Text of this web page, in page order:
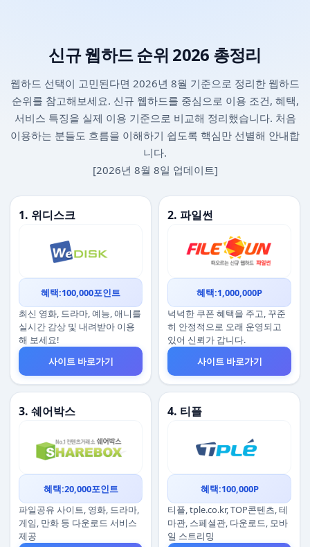
신규 웹하드 순위 2026 총정리
웹하드 선택이 고민된다면 2026년 8월 기준으로 정리한 웹하드
순위를 참고해보세요. 신규 웹하드를 중심으로 이용 조건, 혜택,
서비스 특징을 실제 이용 기준으로 비교해 정리했습니다. 처음
이용하는 분들도 흐름을 이해하기 쉽도록 핵심만 선별해 안내합
니다.
[2026년 8월 8일 업데이트]
1. 위디스크
혜택:100,000포인트
최신 영화, 드라마, 예능, 애니를
실시간 감상 및 내려받아 이용
해 보세요!
사이트 바로가기
2. 파일썬
혜택:1,000,000P
넉넉한 쿠폰 혜택을 주고, 꾸준
히 안정적으로 오래 운영되고
있어 신뢰가 갑니다.
사이트 바로가기
3. 쉐어박스
혜택:20,000포인트
파일공유 사이트, 영화, 드라마,
게임, 만화 등 다운로드 서비스
제공
4. 티플
혜택:100,000P
티플, tple.co.kr, TOP콘텐츠, 테
마관, 스페셜관, 다운로드, 모바
일 스트리밍